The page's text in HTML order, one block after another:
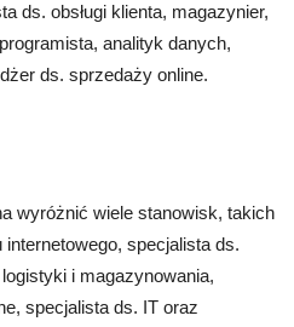
ds. obsługi klienta, magazynier,
analityk danych,
ds. sprzedaży online.
wyróżnić wiele stanowisk, takich
specjalista ds.
i magazynowania,
specjalista ds. IT oraz